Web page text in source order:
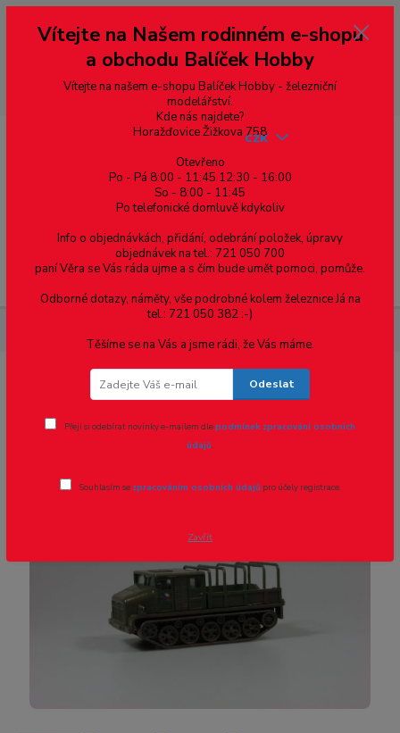
--- pro zákazníky ze Slovenska a jiných zemí, pokud chcete platit v eurech
přepněte si e-shop na euro 💶 pro přepočet měny - pravý horní roh ---
dobírky – pokud si z nějakého důvodu zásilku nevyzvednete, bude po
domluvě zaslána znovu s opětovnou platbou za poštovné, v opačném
případě bude zrušena a účet přidán na blacklist a rušeny následující
objednávky.
Menu
CZK
D-350 Mazur 1:87
Vítejte na Našem rodinném e-shopu
a obchodu Balíček Hobby
Vítejte na našem e-shopu Balíček Hobby - železniční
modelářství.
Kde nás najdete?
Horažďovice Žižkova 758
Otevřeno
Po - Pá 8:00 - 11:45 12:30 - 16:00
So - 8:00 - 11:45
Po telefonické domluvě kdykoliv
Info o objednávkách, přidání, odebrání položek, úpravy
objednávek na tel.: 721 050 700
paní Věra se Vás ráda ujme a s čím bude umět pomoci, pomůže.
Odborné dotazy, náměty, vše podrobné kolem železnice Já na
tel.: 721 050 382 :-)
Těšíme se na Vás a jsme rádi, že Vás máme.
Odeslat
Přeji si odebírat novinky e-mailem dlepodmínek zpracování osobních
údajů.
Souhlasím se zpracováním osobních údajů pro účely registrace.
Zavřít